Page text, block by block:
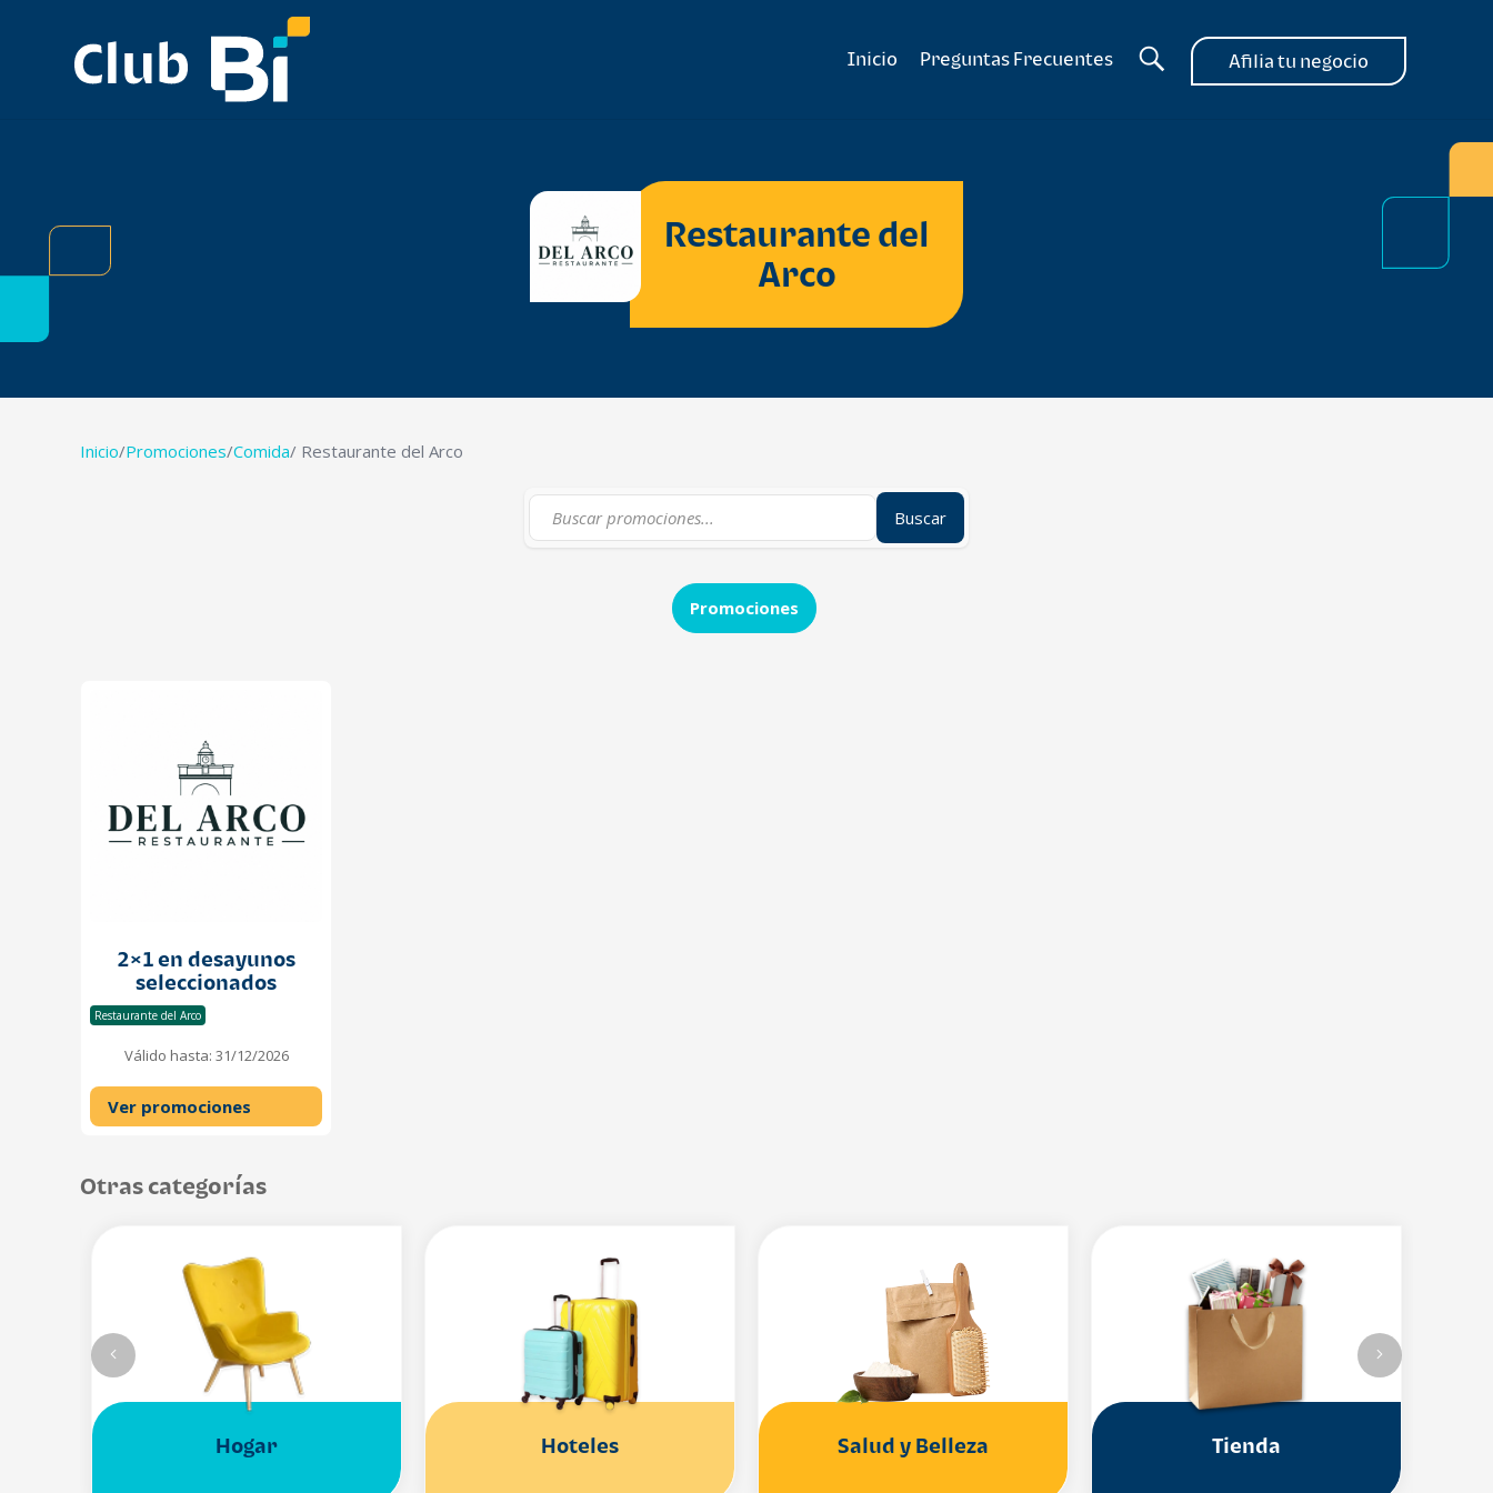
Inicio Preguntas Frecuentes Afilia tu negocio
Restaurante del
Arco
Inicio/Promociones/Comida/ Restaurante del Arco
Buscar
Promociones
2×1 en desayunos
seleccionados
Restaurante del Arco
Válido hasta: 31/12/2026
Ver promociones
Otras categorías
Hogar Hoteles Salud y Belleza Tienda